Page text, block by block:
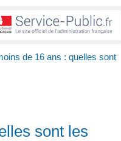
de 16 ans : quelles sont
sont les